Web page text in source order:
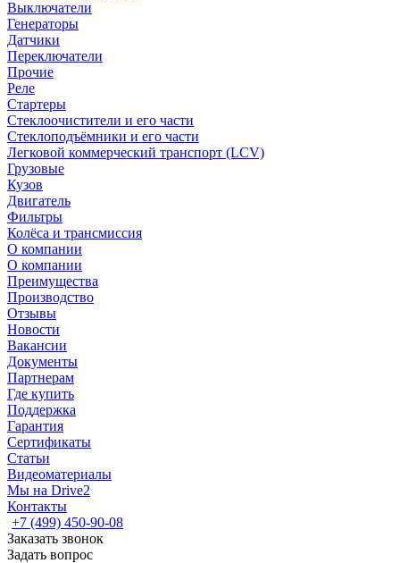
Выключатели
Генераторы
Датчики
Переключатели
Прочие
Реле
Стартеры
Стеклоочистители и его части
Стеклоподъёмники и его части
Легковой коммерческий транспорт (LCV)
Грузовые
Кузов
Двигатель
Фильтры
Колёса и трансмиссия
О компании
О компании
Преимущества
Производство
Отзывы
Новости
Вакансии
Документы
Партнерам
Где купить
Поддержка
Гарантия
Сертификаты
Статьи
Видеоматериалы
Мы на Drive2
Контакты
+7 (499) 450-90-08
Заказать звонок
Задать вопрос